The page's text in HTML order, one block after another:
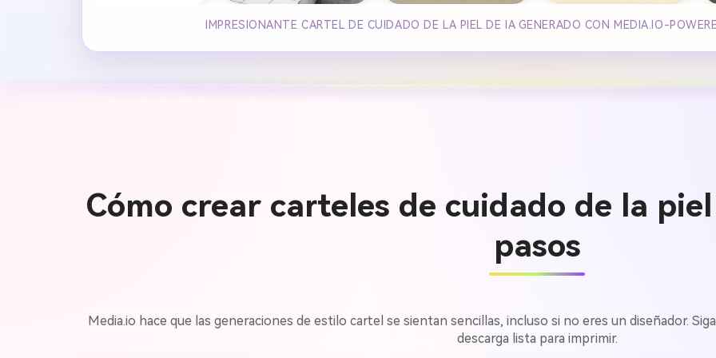
IMPRESIONANTE CARTEL DE CUIDADO DE LA PIEL DE IA GENERADO CON MEDIA.IO-
Cómo crear carteles de cuidado de la
pasos
Media.io hace que las generaciones de estilo cartel se sientan sencillas, incluso si no eres un diseñador.
descarga lista para imprimir.